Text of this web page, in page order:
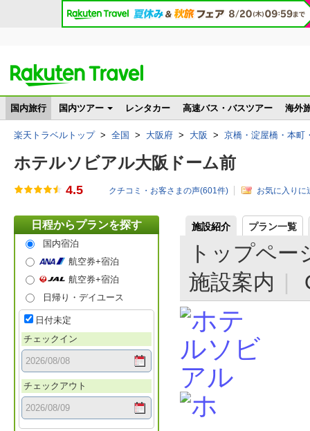
国内旅行 国内ツアー レンタカー 高速バス・バスツアー 海外
楽天トラベルトップ> 全国 > 大阪府 > 大阪 > 京橋・淀屋橋・本町
ホテルソビアル大阪ドーム前
4.5 クチコミ・お客さまの声(601 件) お気に入りに
日程からプランを探す
国内宿泊
航空券+宿泊
航空券+宿泊
日帰り・デイユース
日付未定
チェックイン
チェックアウト
施設紹介 プラン一覧
トップペー
施設案内